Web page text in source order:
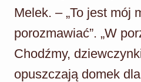
Melek. – „To jest mój
porozmawiać”. „W
Chodźmy,
opuszczają domek dla